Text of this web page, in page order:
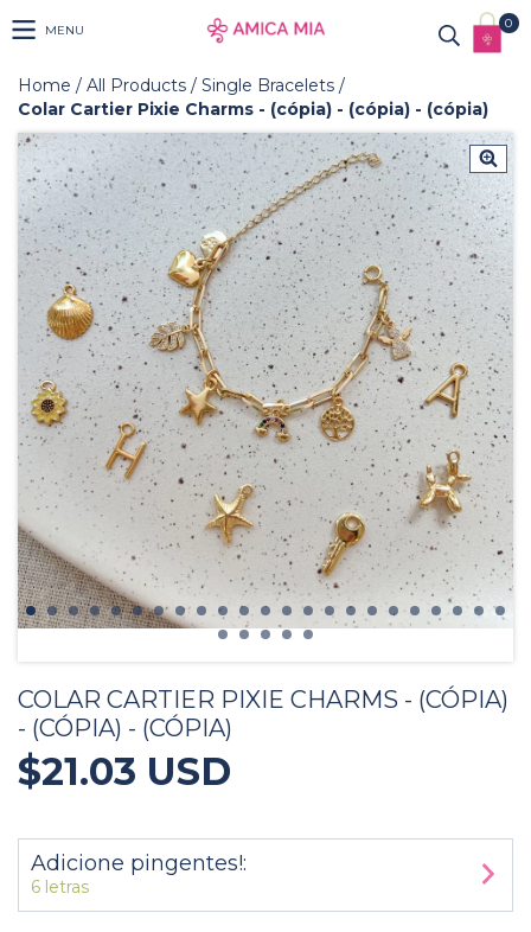
MENU 0
Home / All Products / Single Bracelets /
Colar Cartier Pixie Charms - (cópia) - (cópia) - (cópia)
COLAR CARTIER PIXIE CHARMS - (CÓPIA)
- (CÓPIA) - (CÓPIA)
$21.03 USD
Adicione pingentes!:
6 letras